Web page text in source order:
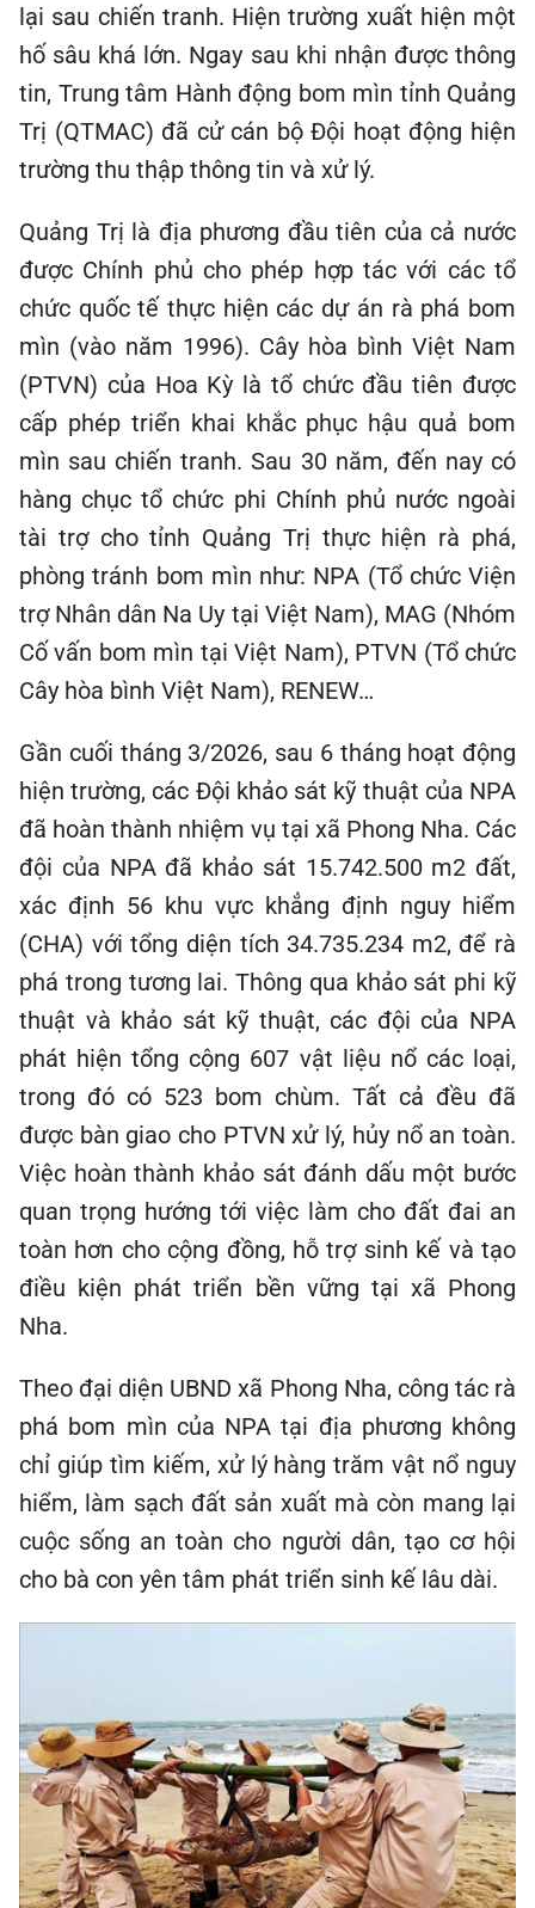
lại sau chiến tranh. Hiện trường xuất hiện một
hố sâu khá lớn. Ngay sau khi nhận được thông
tin, Trung tâm Hành động bom mìn tỉnh Quảng
Trị (QTMAC) đã cử cán bộ Đội hoạt động hiện
trường thu thập thông tin và xử lý.
Quảng Trị là địa phương đầu tiên của cả nước
được Chính phủ cho phép hợp tác với các tổ
chức quốc tế thực hiện các dự án rà phá bom
mìn (vào năm 1996). Cây hòa bình Việt Nam
(PTVN) của Hoa Kỳ là tổ chức đầu tiên được
cấp phép triển khai khắc phục hậu quả bom
mìn sau chiến tranh. Sau 30 năm, đến nay có
hàng chục tổ chức phi Chính phủ nước ngoài
tài trợ cho tỉnh Quảng Trị thực hiện rà phá,
phòng tránh bom mìn như: NPA (Tổ chức Viện
trợ Nhân dân Na Uy tại Việt Nam), MAG (Nhóm
Cố vấn bom mìn tại Việt Nam), PTVN (Tổ chức
Cây hòa bình Việt Nam), RENEW…
Gần cuối tháng 3/2026, sau 6 tháng hoạt động
hiện trường, các Đội khảo sát kỹ thuật của NPA
đã hoàn thành nhiệm vụ tại xã Phong Nha. Các
đội của NPA đã khảo sát 15.742.500 m2 đất,
xác định 56 khu vực khẳng định nguy hiểm
(CHA) với tổng diện tích 34.735.234 m2, để rà
phá trong tương lai. Thông qua khảo sát phi kỹ
thuật và khảo sát kỹ thuật, các đội của NPA
phát hiện tổng cộng 607 vật liệu nổ các loại,
trong đó có 523 bom chùm. Tất cả đều đã
được bàn giao cho PTVN xử lý, hủy nổ an toàn.
Việc hoàn thành khảo sát đánh dấu một bước
quan trọng hướng tới việc làm cho đất đai an
toàn hơn cho cộng đồng, hỗ trợ sinh kế và tạo
điều kiện phát triển bền vững tại xã Phong
Nha.
Theo đại diện UBND xã Phong Nha, công tác rà
phá bom mìn của NPA tại địa phương không
chỉ giúp tìm kiếm, xử lý hàng trăm vật nổ nguy
hiểm, làm sạch đất sản xuất mà còn mang lại
cuộc sống an toàn cho người dân, tạo cơ hội
cho bà con yên tâm phát triển sinh kế lâu dài.